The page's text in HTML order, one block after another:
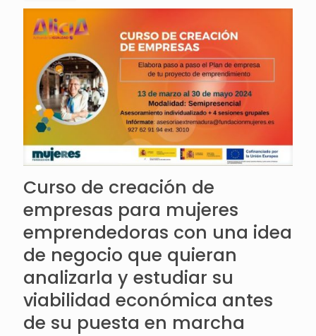
Curso de creación de
empresas para mujeres
emprendedoras con una idea
de negocio que quieran
analizarla y estudiar su
viabilidad económica antes
de su puesta en marcha